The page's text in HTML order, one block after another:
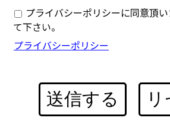
プライバシーポリシーに同意頂
て下さい。
プライバシーポリシー
送信する